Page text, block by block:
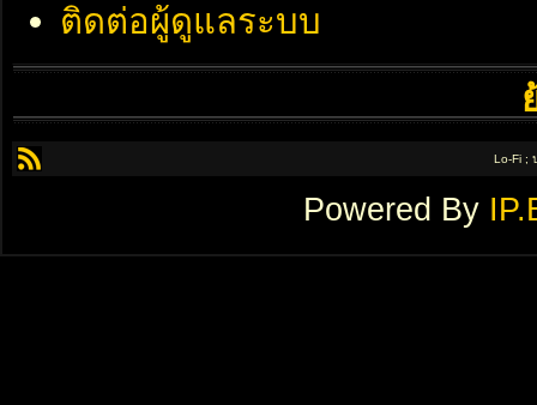
ติดต่อผู้ดูแลระบบ
Lo-Fi ;
Powered By